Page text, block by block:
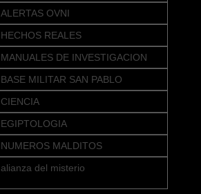
ALERTAS OVNI
HECHOS REALES
MANUALES DE INVESTIGACION
BASE MILITAR SAN PABLO
CIENCIA
EGIPTOLOGIA
NUMEROS MALDITOS
alianza del misterio